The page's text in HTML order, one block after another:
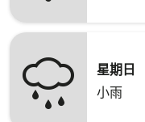
星期日
小雨